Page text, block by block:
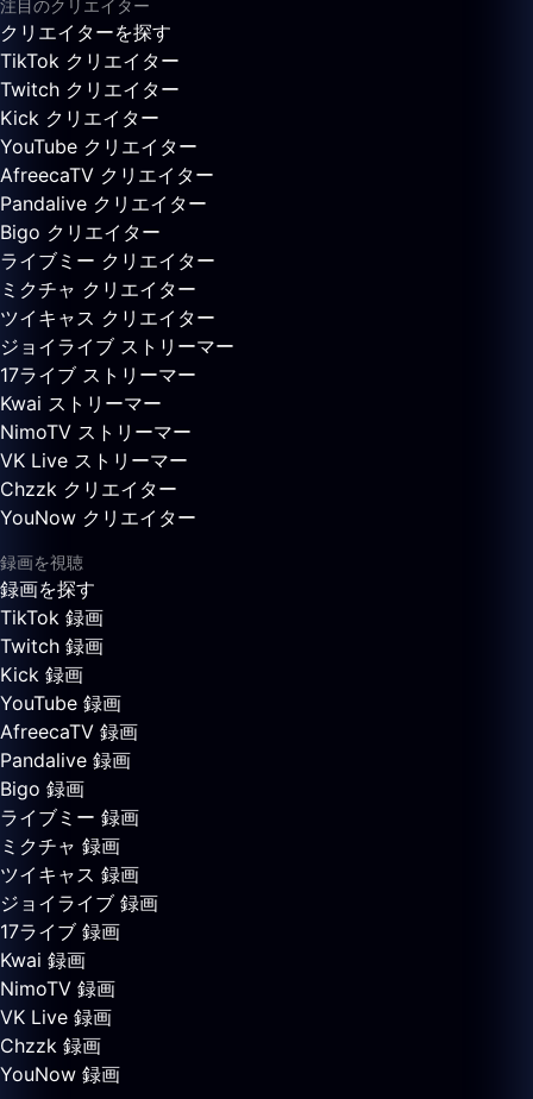
注目のクリエイター
クリエイターを探す
TikTok クリエイター
Twitch クリエイター
Kick クリエイター
YouTube クリエイター
AfreecaTV クリエイター
Pandalive クリエイター
Bigo クリエイター
ライブミー クリエイター
ミクチャ クリエイター
ツイキャス クリエイター
ジョイライブ ストリーマー
17ライブ ストリーマー
Kwai ストリーマー
NimoTV ストリーマー
VK Live ストリーマー
Chzzk クリエイター
YouNow クリエイター
録画を視聴
録画を探す
TikTok 録画
Twitch 録画
Kick 録画
YouTube 録画
AfreecaTV 録画
Pandalive 録画
Bigo 録画
ライブミー 録画
ミクチャ 録画
ツイキャス 録画
ジョイライブ 録画
17ライブ 録画
Kwai 録画
NimoTV 録画
VK Live 録画
Chzzk 録画
YouNow 録画